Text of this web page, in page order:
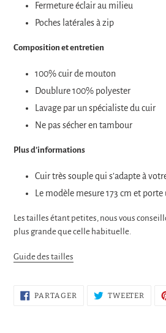
Fermeture éclair au milieu
Poches latérales à zip
Composition et entretien
100% cuir de mouton
Doublure 100% polyester
Lavage par un spécialiste du cuir
Ne pas sécher en tambour
Plus d’informations
Cuir très souple qui s’adapte à
Le modèle mesure 173 cm et
Les tailles étant petites, nous vous
plus grande que celle habituelle.
Guide des tailles
PARTAGER PARTAGERTWEETER